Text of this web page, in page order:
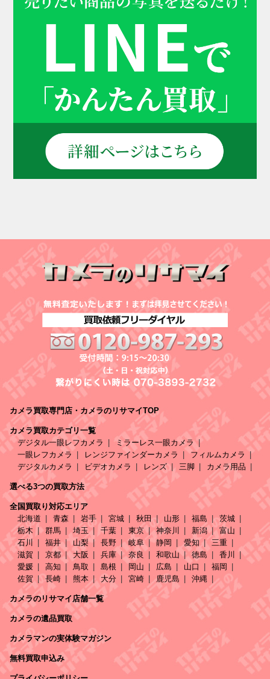
カメラ買取専門店・カメラのリサマイTOP
カメラ買取カテゴリ一覧
デジタル一眼レフカメラ
ミラーレス一眼カメラ
一眼レフカメラ
レンジファインダーカメラ
フィルムカメラ
デジタルカメラ
ビデオカメラ レンズ 三脚 カメラ用品
選べる3つの買取方法
全国買取り対応エリア
北海道
青森 岩手 宮城 秋田 山形 福島
茨城
栃木
群馬 埼玉 千葉 東京 神奈川 新潟
富山
石川
福井 山梨 長野 岐阜 静岡 愛知
三重
滋賀
京都 大阪 兵庫 奈良 和歌山 徳島
香川
愛媛
高知 鳥取 島根 岡山 広島 山口
福岡
佐賀
長崎 熊本 大分 宮崎 鹿児島 沖縄
カメラのリサマイ店舗一覧
カメラの遺品買取
カメラマンの実体験マガジン
無料買取申込み